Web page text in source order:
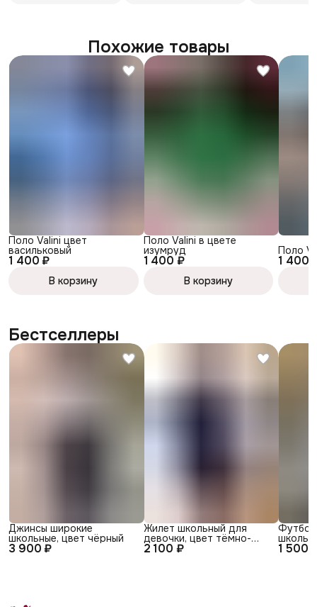
Похожие товары
1 400 ₽
Поло Valini цвет
васильковый
В корзину
1 400 ₽
Поло Valini в цвете
изумруд
В корзину
1 400
Поло
Бестселлеры
3 900 ₽
Джинсы широкие
школьные, цвет чёрный
2 100 ₽
Жилет школьный для
девочки, цвет тёмно-
синий 1 500